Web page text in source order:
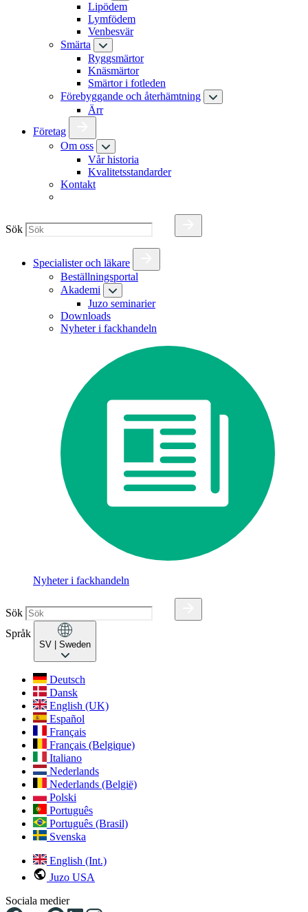
Lipödem
Lymfödem
Venbesvär
Smärta
Ryggsmärtor
Knäsmärtor
Smärtor i fotleden
Förebyggande och återhämtning
Ärr
Företag
Om oss
Vår historia
Kvalitetsstandarder
Kontakt
Sök
Specialister och läkare
Beställningsportal
Akademi
Juzo seminarier
Downloads
Nyheter i fackhandeln
Nyheter i fackhandeln
Sök
Språk
SV | Sweden
Deutsch
Dansk
English (UK)
Español
Français
Français (Belgique)
Italiano
Nederlands
Nederlands (België)
Polski
Português
Português (Brasil)
Svenska
English (Int.)
Juzo USA
Sociala medier